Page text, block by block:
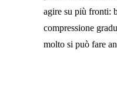
agire su più fronti:
compressione
molto si può fare